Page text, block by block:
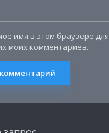
имя в этом браузере для
моих комментариев.